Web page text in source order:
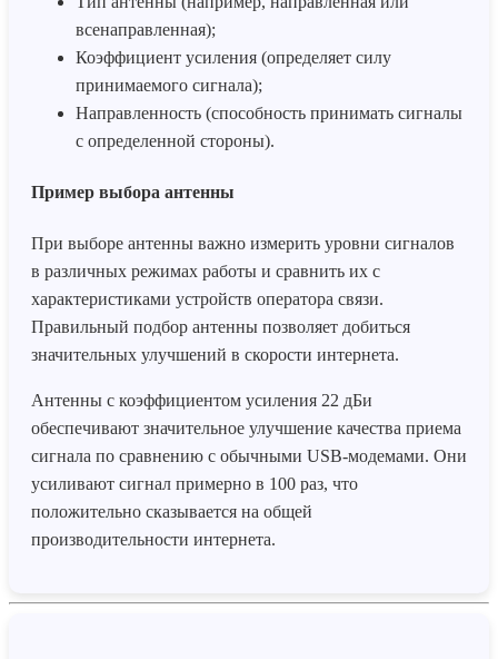
всенаправленная);
Коэффициент усиления (определяет силу
принимаемого сигнала);
Направленность (способность принимать сигналы
с определенной стороны).
Пример выбора антенны
При выборе антенны важно измерить уровни сигналов
в различных режимах работы и сравнить их с
характеристиками устройств оператора связи.
Правильный подбор антенны позволяет добиться
значительных улучшений в скорости интернета.
Антенны с коэффициентом усиления 22 дБи
обеспечивают значительное улучшение качества приема
сигнала по сравнению с обычными USB-модемами. Они
усиливают сигнал примерно в 100 раз, что
положительно сказывается на общей
производительности интернета.